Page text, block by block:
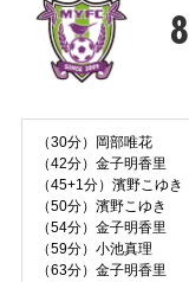
8
（30分）岡部唯花
（42分）金子明香里
（45+1分）濱野こゆき
（50分）濱野こゆき
（54分）金子明香里
（59分）小池真理
（63分）金子明香里